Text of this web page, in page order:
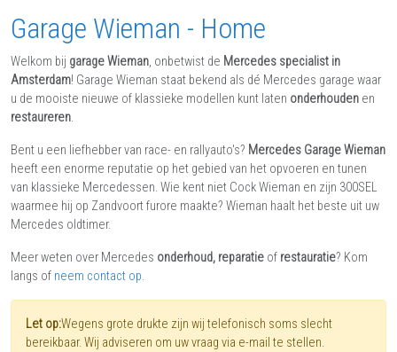
Garage Wieman - Home
Welkom bij garage Wieman, onbetwist de Mercedes specialist in
Amsterdam! Garage Wieman staat bekend als dé Mercedes garage waar
u de mooiste nieuwe of klassieke modellen kunt laten onderhouden en
restaureren.
Bent u een liefhebber van race- en rallyauto's? Mercedes Garage Wieman
heeft een enorme reputatie op het gebied van het opvoeren en tunen
van klassieke Mercedessen. Wie kent niet Cock Wieman en zijn 300SEL
waarmee hij op Zandvoort furore maakte? Wieman haalt het beste uit uw
Mercedes oldtimer.
Meer weten over Mercedes onderhoud, reparatie of restauratie? Kom
langs of neem contact op.
Let op:Wegens grote drukte zijn wij telefonisch soms slecht
bereikbaar. Wij adviseren om uw vraag via e-mail te stellen.